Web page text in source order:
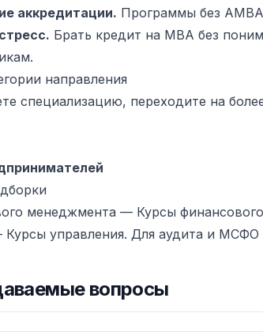
аккредитации. Программы без
Брать кредит на MBA без
направления
специализацию, переходите на
менеджмента — Курсы
Курсы управления. Для аудита и
вопросы